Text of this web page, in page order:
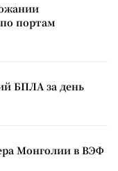
портам
БПЛА за день
Монголии в ВЭФ